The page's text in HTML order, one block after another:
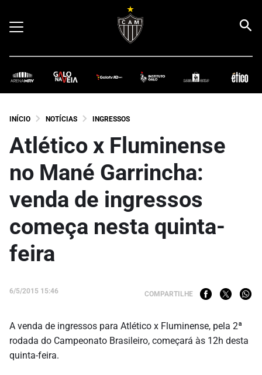
INÍCIO NOTÍCIAS INGRESSOS
Atlético x Fluminense
no Mané Garrincha:
venda de ingressos
começa nesta quinta-
feira
6/5/2015 15:46 COMPARTILHE
A venda de ingressos para Atlético x Fluminense, pela 2ª
rodada do Campeonato Brasileiro, começará às 12h desta
quinta-feira.